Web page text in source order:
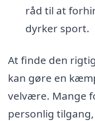
råd til at
dyrker sport.
At finde den
kan gøre en
velvære. Mange
personlig